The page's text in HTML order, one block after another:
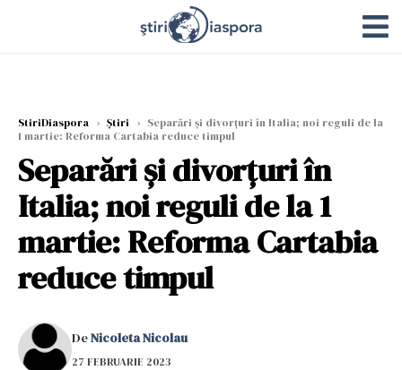
StiriDiaspora › Știri › Separări și divorțuri în Italia; noi reguli de la
1 martie: Reforma Cartabia reduce timpul
Separări și divorțuri în
Italia; noi reguli de la 1
martie: Reforma Cartabia
reduce timpul
DeNicoleta Nicolau
27 FEBRUARIE 2023